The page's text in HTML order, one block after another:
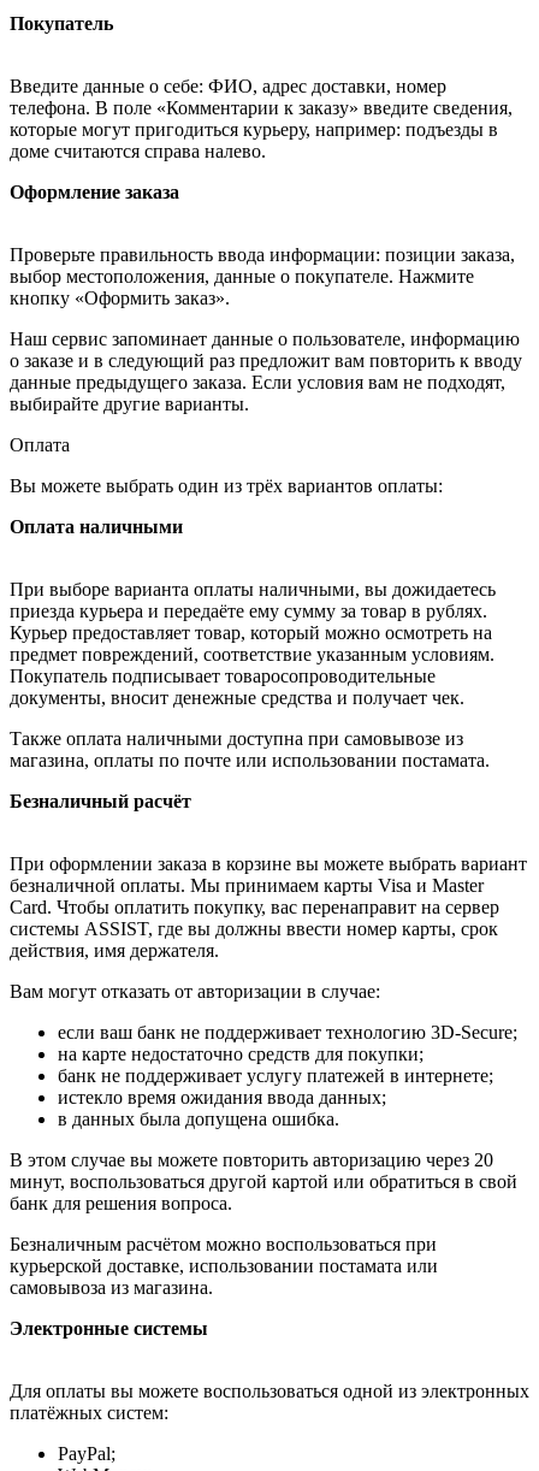
Покупатель
Введите данные о себе: ФИО, адрес доставки, номер
телефона. В поле «Комментарии к заказу» введите сведения,
которые могут пригодиться курьеру, например: подъезды в
доме считаются справа налево.
Оформление заказа
Проверьте правильность ввода информации: позиции заказа,
выбор местоположения, данные о покупателе. Нажмите
кнопку «Оформить заказ».
Наш сервис запоминает данные о пользователе, информацию
о заказе и в следующий раз предложит вам повторить к вводу
данные предыдущего заказа. Если условия вам не подходят,
выбирайте другие варианты.
Оплата
Вы можете выбрать один из трёх вариантов оплаты:
Оплата наличными
При выборе варианта оплаты наличными, вы дожидаетесь
приезда курьера и передаёте ему сумму за товар в рублях.
Курьер предоставляет товар, который можно осмотреть на
предмет повреждений, соответствие указанным условиям.
Покупатель подписывает товаросопроводительные
документы, вносит денежные средства и получает чек.
Также оплата наличными доступна при самовывозе из
магазина, оплаты по почте или использовании постамата.
Безналичный расчёт
При оформлении заказа в корзине вы можете выбрать вариант
безналичной оплаты. Мы принимаем карты Visa и Master
Card. Чтобы оплатить покупку, вас перенаправит на сервер
системы ASSIST, где вы должны ввести номер карты, срок
действия, имя держателя.
Вам могут отказать от авторизации в случае:
если ваш банк не поддерживает технологию 3D-Secure;
на карте недостаточно средств для покупки;
банк не поддерживает услугу платежей в интернете;
истекло время ожидания ввода данных;
в данных была допущена ошибка.
В этом случае вы можете повторить авторизацию через 20
минут, воспользоваться другой картой или обратиться в свой
банк для решения вопроса.
Безналичным расчётом можно воспользоваться при
курьерской доставке, использовании постамата или
самовывоза из магазина.
Электронные системы
Для оплаты вы можете воспользоваться одной из электронных
платёжных систем:
PayPal;